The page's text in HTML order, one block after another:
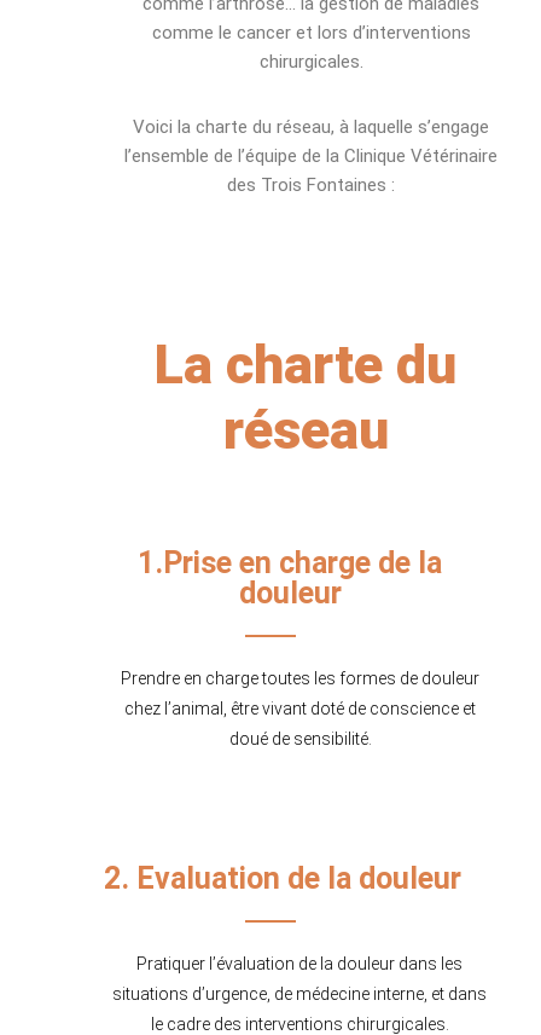
comme le cancer et lors d’interventions
chirurgicales.
Voici la charte du réseau, à laquelle s’engage
l’ensemble de l’équipe de la Clinique Vétérinaire
des Trois Fontaines :
La charte du
réseau
1.Prise en charge de la
douleur
Prendre en charge toutes les formes de douleur
chez l’animal, être vivant doté de conscience et
doué de sensibilité.
2. Evaluation de la douleur
Pratiquer l’évaluation de la douleur dans les
situations d’urgence, de médecine interne, et dans
le cadre des interventions chirurgicales.